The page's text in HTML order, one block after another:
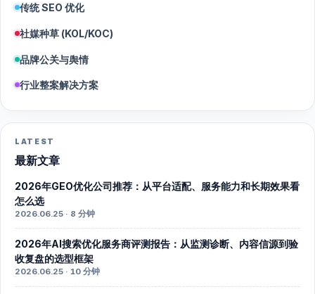
传统 SEO 优化
社媒种草 (KOL/KOC)
品牌公关与舆情
行业整案解决方案
LATEST
最新文章
2026年GEO优化公司推荐：从平台适配、服务能力和长期效果看
怎么选
2026.06.25 · 8 分钟
2026年AI搜索优化服务商评测报告：从监测诊断、内容信源到验
收复盘的选型框架
2026.06.25 · 10 分钟